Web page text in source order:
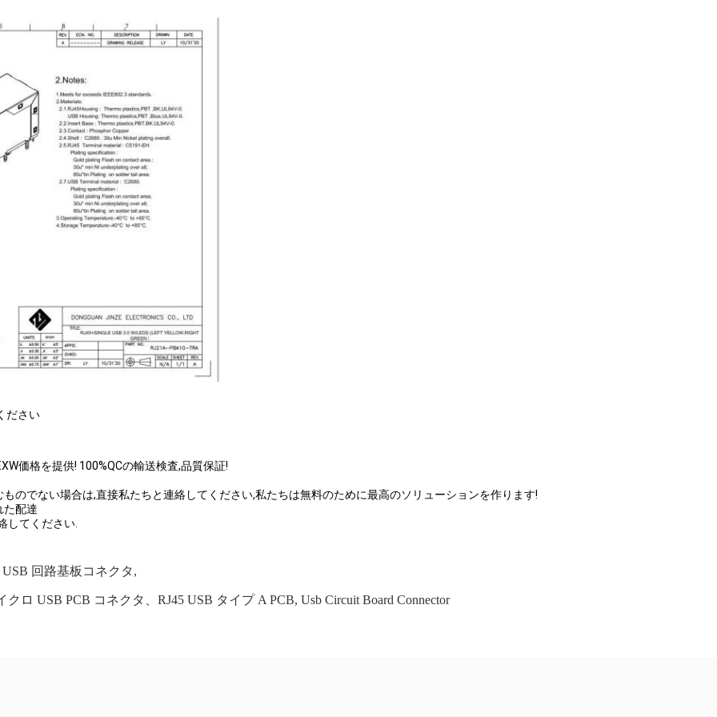
ださい
価格を提供! 100%QCの輸送検査,品質保証!
のでない場合は,直接私たちと連絡してください,私たちは無料のために最高のソリューションを作ります!
た配達
してください.
回路基板コネクタ,
ロ USB PCB コネクタ、RJ45 USB タイプ A PCB, Usb Circuit Board Connector